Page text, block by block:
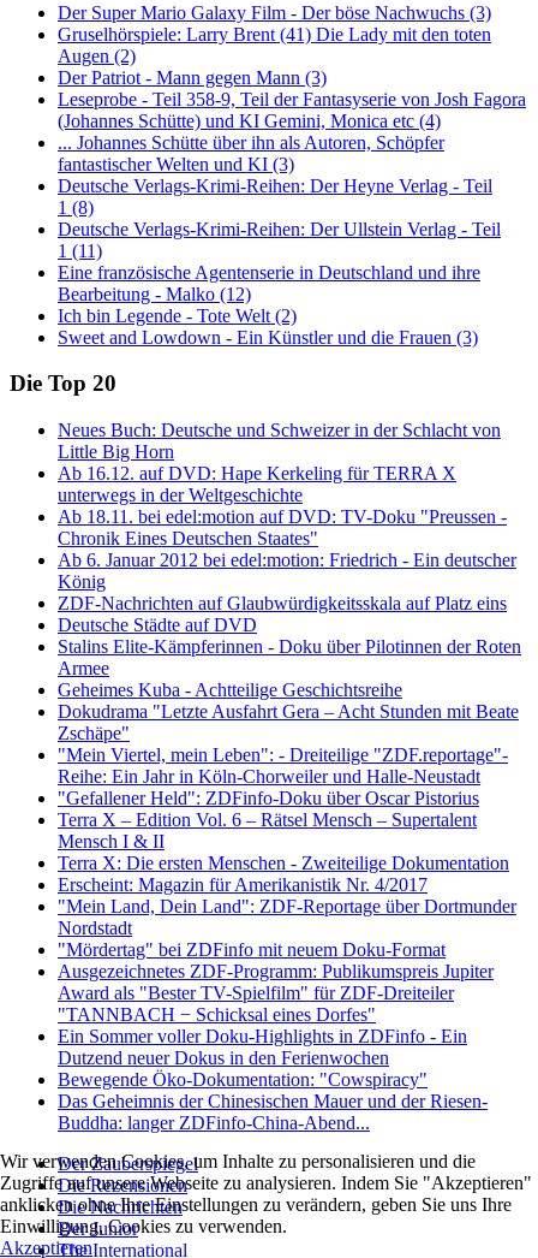
Der Super Mario Galaxy Film - Der böse Nachwuchs (3)
Gruselhörspiele: Larry Brent (41) Die Lady mit den toten
Augen (2)
Der Patriot - Mann gegen Mann (3)
Leseprobe - Teil 358-9, Teil der Fantasyserie von Josh Fagora
(Johannes Schütte) und KI Gemini, Monica etc (4)
... Johannes Schütte über ihn als Autoren, Schöpfer
fantastischer Welten und KI (3)
Deutsche Verlags-Krimi-Reihen: Der Heyne Verlag - Teil
1 (8)
Deutsche Verlags-Krimi-Reihen: Der Ullstein Verlag - Teil
1 (11)
Eine französische Agentenserie in Deutschland und ihre
Bearbeitung - Malko (12)
Ich bin Legende - Tote Welt (2)
Sweet and Lowdown - Ein Künstler und die Frauen (3)
Die Top 20
Neues Buch: Deutsche und Schweizer in der Schlacht von
Little Big Horn
Ab 16.12. auf DVD: Hape Kerkeling für TERRA X
unterwegs in der Weltgeschichte
Ab 18.11. bei edel:motion auf DVD: TV-Doku "Preussen -
Chronik Eines Deutschen Staates"
Ab 6. Januar 2012 bei edel:motion: Friedrich - Ein deutscher
König
ZDF-Nachrichten auf Glaubwürdigkeitsskala auf Platz eins
Deutsche Städte auf DVD
Stalins Elite-Kämpferinnen - Doku über Pilotinnen der Roten
Armee
Geheimes Kuba - Achtteilige Geschichtsreihe
Dokudrama "Letzte Ausfahrt Gera – Acht Stunden mit Beate
Zschäpe"
"Mein Viertel, mein Leben": - Dreiteilige "ZDF.reportage"-
Reihe: Ein Jahr in Köln-Chorweiler und Halle-Neustadt
"Gefallener Held": ZDFinfo-Doku über Oscar Pistorius
Terra X – Edition Vol. 6 – Rätsel Mensch – Supertalent
Mensch I & II
Terra X: Die ersten Menschen - Zweiteilige Dokumentation
Erscheint: Magazin für Amerikanistik Nr. 4/2017
"Mein Land, Dein Land": ZDF-Reportage über Dortmunder
Nordstadt
"Mördertag" bei ZDFinfo mit neuem Doku-Format
Ausgezeichnetes ZDF-Programm: Publikumspreis Jupiter
Award als "Bester TV-Spielfilm" für ZDF-Dreiteiler
"TANNBACH − Schicksal eines Dorfes"
Ein Sommer voller Doku-Highlights in ZDFinfo - Ein
Dutzend neuer Dokus in den Ferienwochen
Bewegende Öko-Dokumentation: "Cowspiracy"
Das Geheimnis der Chinesischen Mauer und der Riesen-
Buddha: langer ZDFinfo-China-Abend...
Der Zauberspiegel
Die Rezensionen
Die Nachrichten
Der Junior
The International
Wir verwenden Cookies, um Inhalte zu personalisieren und die
Zugriffe auf unsere Webseite zu analysieren. Indem Sie "Akzeptieren"
anklicken ohne Ihre Einstellungen zu verändern, geben Sie uns Ihre
Einwilligung, Cookies zu verwenden.
Akzeptieren